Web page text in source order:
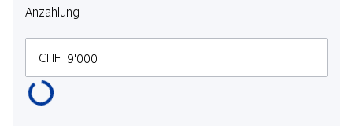
Anzahlung
CHF